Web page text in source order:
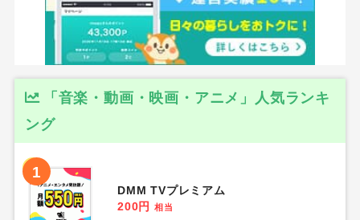
「音楽・動画・映画・アニメ」人気ランキ
ング
1
DMM TVプレミアム
200円
相当